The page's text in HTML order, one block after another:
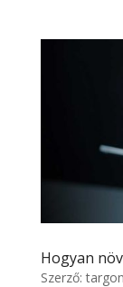
Hogyan
Szerző: